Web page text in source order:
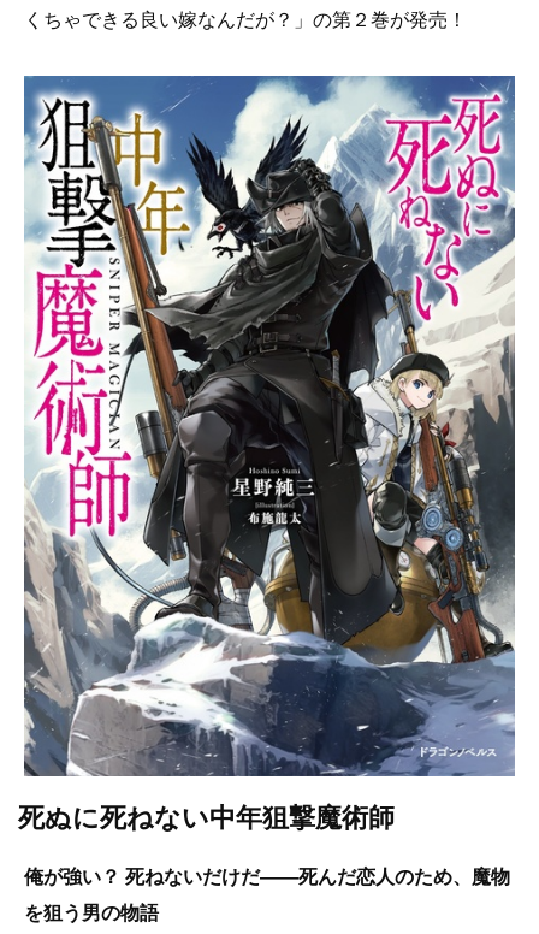
くちゃできる良い嫁なんだが？」の第２巻が発売！
死ぬに死ねない中年狙撃魔術師
俺が強い？ 死ねないだけだ――死んだ恋人のため、魔物
を狙う男の物語